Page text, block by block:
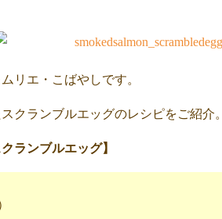
リエ・こばやしです。
クランブルエッグのレシピをご紹介。
ランブルエッグ】